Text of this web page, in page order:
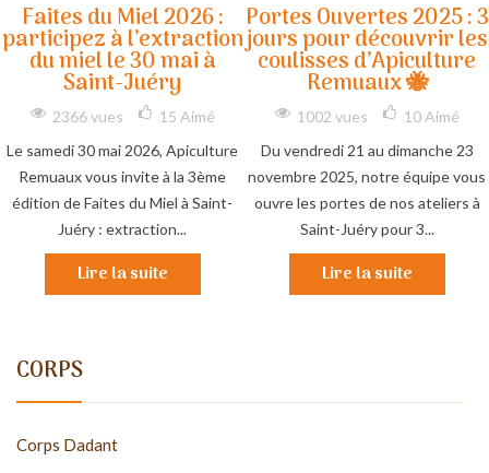
CORPS
Corps Dadant
Faites du Miel 2026 :
participez à l’extraction
du miel le 30 mai à
Saint-Juéry
2366 vues 15 Aimé
Le samedi 30 mai 2026, Apiculture
Remuaux vous invite à la 3ème
édition de Faites du Miel à Saint-
Juéry : extraction...
Lire la suite
Portes Ouvertes 2025 : 3
jours pour découvrir les
coulisses d’Apiculture
Remuaux 🐝
1002 vues 10 Aimé
Du vendredi 21 au dimanche 23
novembre 2025, notre équipe vous
ouvre les portes de nos ateliers à
Saint-Juéry pour 3...
Lire la suite